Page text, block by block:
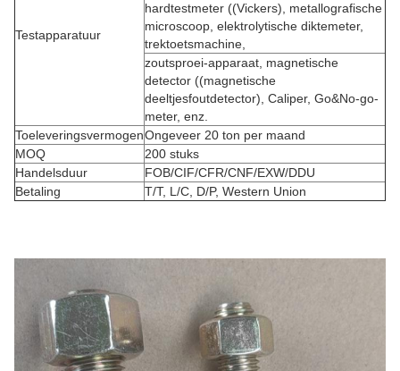
Testapparatuur
hardtestmeter ((Vickers), metallografische
microscoop, elektrolytische diktemeter,
trektoetsmachine,
zoutsproei-apparaat, magnetische
detector ((magnetische
deeltjesfoutdetector), Caliper, Go&No-go-
meter, enz.
ToeleveringsvermogenOngeveer 20 ton per maand
MOQ
200 stuks
Handelsduur
FOB/CIF/CFR/CNF/EXW/DDU
Betaling
T/T, L/C, D/P, Western Union